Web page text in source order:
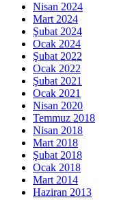
Nisan 2024
Mart 2024
Şubat 2024
Ocak 2024
Şubat 2022
Ocak 2022
Şubat 2021
Ocak 2021
Nisan 2020
Temmuz 2018
Nisan 2018
Mart 2018
Şubat 2018
Ocak 2018
Mart 2014
Haziran 2013